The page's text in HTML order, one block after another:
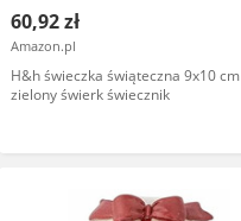
60,92 zł
Amazon.pl
H&h świeczka świąteczna 9x10 cm
zielony świerk świecznik